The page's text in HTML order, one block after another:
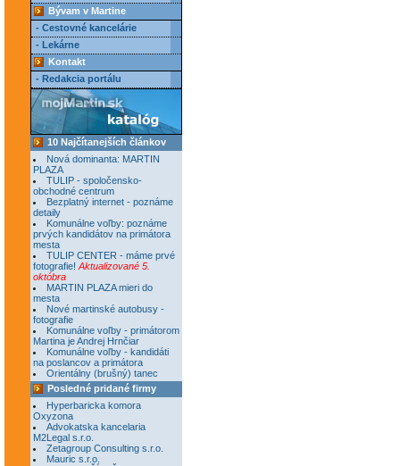
Bývam v Martine
- Cestovné kancelárie
- Lekárne
Kontakt
- Redakcia portálu
10 Najčítanejších článkov
Nová dominanta: MARTIN
PLAZA
TULIP - spoločensko-
obchodné centrum
Bezplatný internet - poznáme
detaily
Komunálne voľby: poznáme
prvých kandidátov na primátora
mesta
TULIP CENTER - máme prvé
fotografie! Aktualizované 5.
októbra
MARTIN PLAZA mieri do
mesta
Nové martinské autobusy -
fotografie
Komunálne voľby - primátorom
Martina je Andrej Hrnčiar
Komunálne voľby - kandidáti
na poslancov a primátora
Orientálny (brušný) tanec
Posledné pridané firmy
Hyperbaricka komora
Oxyzona
Advokatska kancelaria
M2Legal s.r.o.
Zetagroup Consulting s.r.o.
Mauric s.r.o.